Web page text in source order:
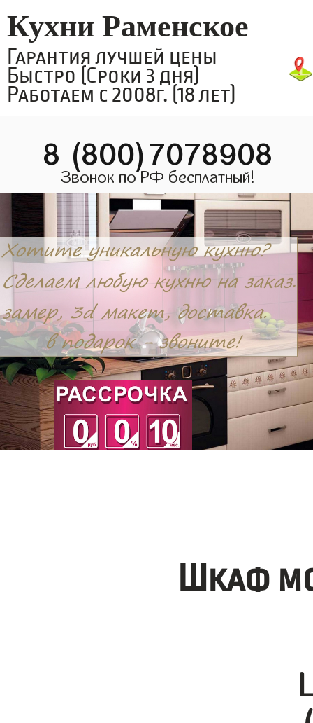
Кухни Раменское
Гарантия лучшей цены
Быстро (Сроки 3 дня)
Работаем с 2008г. (18 лет)
8 (800)7078908
Звонок по РФ бесплатный!
Шкаф